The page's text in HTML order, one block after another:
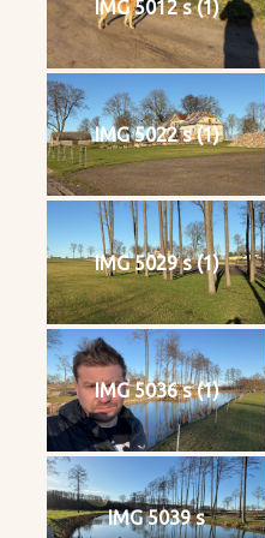
IMG 5012 s (1)
IMG 5022 s (1)
IMG 5029 s (1)
IMG 5036 s (1)
IMG 5039 s